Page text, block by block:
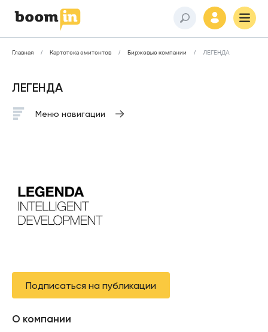
Главная Картотека эмитентов Биржевые компании ЛЕГЕНДА
ЛЕГЕНДА
Меню навигации
Подписаться на публикации
О компании